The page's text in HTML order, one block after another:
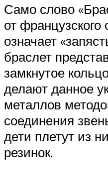
Само слово
от
означает
браслет
замкнутое
делают данное
металлов
соединения
дети плетут из
резинок.